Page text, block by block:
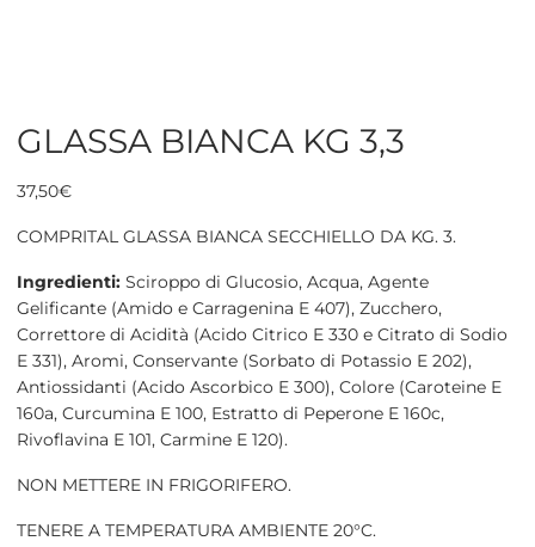
GLASSA BIANCA KG 3,3
37,50€
COMPRITAL GLASSA BIANCA SECCHIELLO DA KG. 3.
Ingredienti: Sciroppo di Glucosio, Acqua, Agente
Gelificante (Amido e Carragenina E 407), Zucchero,
Correttore di Acidità (Acido Citrico E 330 e Citrato di Sodio
E 331), Aromi, Conservante (Sorbato di Potassio E 202),
Antiossidanti (Acido Ascorbico E 300), Colore (Caroteine E
160a, Curcumina E 100, Estratto di Peperone E 160c,
Rivoflavina E 101, Carmine E 120).
NON METTERE IN FRIGORIFERO.
TENERE A TEMPERATURA AMBIENTE 20°C.